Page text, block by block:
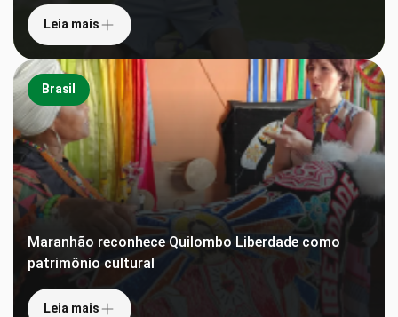
Leia mais
Brasil
Maranhão reconhece Quilombo Liberdade como
patrimônio cultural
Leia mais